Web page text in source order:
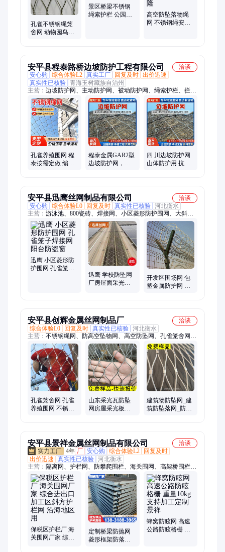
孔雀不锈钢绳笼
舍网 动物园鸟语
景区桥梁不锈钢
绳索护栏 公园艺
高空防坠落物绳
网 不锈钢绳安全
安平县程泰路桥边坡防护工程有限公司
洽谈
安心购
综合体验L2 真实工厂 回复及时 出价迅速
真实性已核验 青海玉树藏族自治州
主营： 边坡防护网、主动防护网、被动防护网、绳索护栏、拦索
护栏、石笼网、格宾网、不锈钢绳网、勾花网、客土喷播、波形
护栏、波形护栏板
孔雀养殖围网 程
泰按需定做 编织
程泰金属GAR2型
边坡防护网，钢
四 川边坡防护网
山体防护用 抗腐
安平县迅鹰丝网制品有限公司
洽谈
安心购
综合体验L0 回复及时 真实性已核验 河北衡水
主营： 游泳池、800瓷砖、焊接网、小区菱形防护围网、大斜
板、304地沟、三角折、300瓷砖、透气网、冲孔网、爬架板、网
格板、穿孔板、201厨房、隔音板、养鸽子、防护网、脚踏板、
爬架网、瓷砖展、装饰板、冲孔条、冲孔板、展示架、铝格网、
围栏网
迅鹰 小区菱形防
护围网 孔雀笼子
迅鹰 学校防坠网
厂房屋面采光带
开发区围场网 包
塑金属防护网 井
安平县创辉金属丝网制品厂
洽谈
综合体验L0
回复及时 真实性已核验 河北衡水
主营： 不锈钢绳网、防高空坠物网、高空防坠网、孔雀笼舍网、
防坠落钢丝网、鸟语林网、百鸟园天幕网、不锈钢防坠网、防高
空坠物防护网、防高空拋物网防坠落钢丝绳网、防坠物钢丝网、
防高空坠物的钢丝网、防高空坠落网、防高空坠物钢网
孔雀笼舍网 孔雀
养殖围网 不锈钢
山东采光瓦防坠
网房屋采光板柔
建筑物防坠网_建
筑防坠落网_防高
安平县景祥金属丝网制品有限公司
洽谈
4年 厂 安心购 综合体验L2
回复及时
出价迅速
真实性已核验 河北衡水
主营： 隔离网、护栏网、防攀爬围栏、海关围网、高架桥围栏、
桥梁防抛网、铁丝框架网、钢板网护栏、钢板焊接围栏、铁路监
狱护栏
保税区护栏厂 海
关围网厂家 综合
定制桥梁防抛网
菱形框架防落物
蜂窝防眩网 高速
公路防眩格栅 重